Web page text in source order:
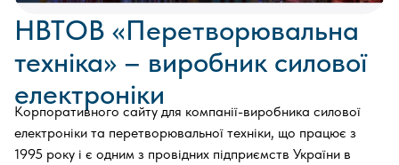
НВТОВ «Перетворювальна
техніка» – виробник силової
електроніки
Корпоративного сайту для компанії-виробника силової
електроніки та перетворювальної техніки, що працює з
1995 року і є одним з провідних підприємств України в